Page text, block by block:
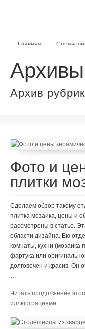
Главная
Карта сайта
Архивы
Архив
Фото и
плитки
Сделаем обзор такому
плитка мозаика, цены и
рассмотрены в статье.
области дизайна. Ею
комнаты, кухни (мозаика
фартука или
долговечен и красив. Он
…
Читать продолжение
иллюстрациями